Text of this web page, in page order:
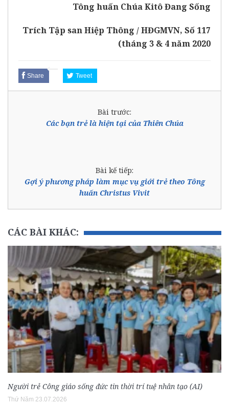
Tông huấn Chúa Kitô Đang Sống
Trích Tập san Hiệp Thông / HĐGMVN, Số 117
(tháng 3 & 4 năm 2020
Share Tweet
Bài trước:
Các bạn trẻ là hiện tại của Thiên Chúa
Bài kế tiếp:
Gợi ý phương pháp làm mục vụ giới trẻ theo Tông
huấn Christus Vivit
CÁC BÀI KHÁC:
Người trẻ Công giáo sống đức tin thời trí tuệ nhân tạo (AI)
Thứ Năm 23.07.2026